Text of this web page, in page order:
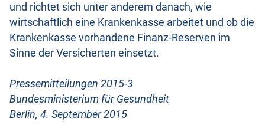
und richtet sich unter anderem danach, wie
wirtschaftlich eine Krankenkasse arbeitet und ob die
Krankenkasse vorhandene Finanz-Reserven im
Sinne der Versicherten einsetzt.
Pressemitteilungen 2015-3
Bundesministerium für Gesundheit
Berlin, 4. September 2015